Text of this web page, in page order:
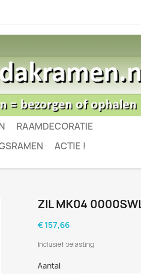
RAAMDECORATIE
ACTIE !
ZIL MK04
€ 157,66
Inclusief belasting
Aantal